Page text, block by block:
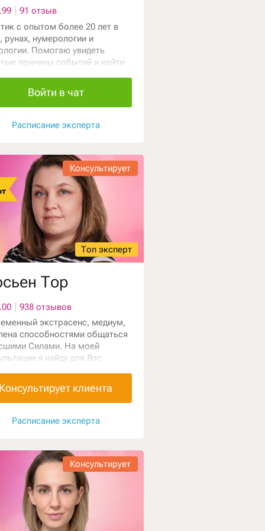
91 отзыв
с опытом более 20 лет в
рунах, нумерологии и
Помогаю увидеть
причины событий и найти
ответы и глубокий анализ
через разные системы
Работаю бережно, честно и
к вашему пути.
Войти в чат
Расписание эксперта
Консультирует
Топ эксперт
Тор
938 отзывов
экстрасенс, медиум,
способностями общаться
Силами. На моей
я найду для Вас
ответы на все волнующие
и начнёте счастливо жить!
Консультирует клиента
Расписание эксперта
Консультирует